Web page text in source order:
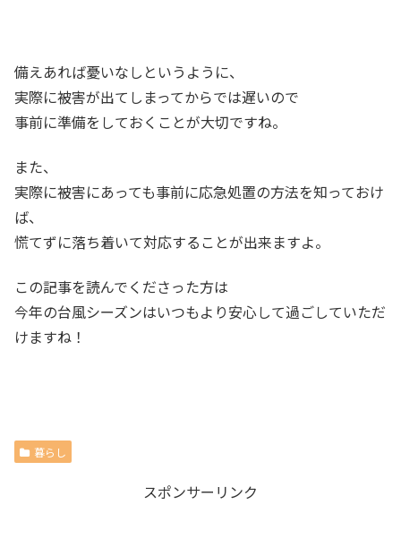
備えあれば憂いなしというように、
実際に被害が出てしまってからでは遅いので
事前に準備をしておくことが大切ですね。
また、
実際に被害にあっても事前に応急処置の方法を知っておけ
ば、
慌てずに落ち着いて対応することが出来ますよ。
この記事を読んでくださった方は
今年の台風シーズンはいつもより安心して過ごしていただ
けますね！
暮らし
スポンサーリンク